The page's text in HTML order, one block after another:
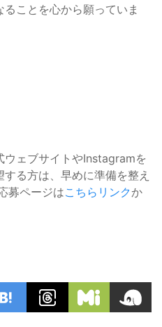
ことを心から願っていま
ウェブサイトやInstagramを
る方は、早めに準備を整え
募ページはこちらリンクか